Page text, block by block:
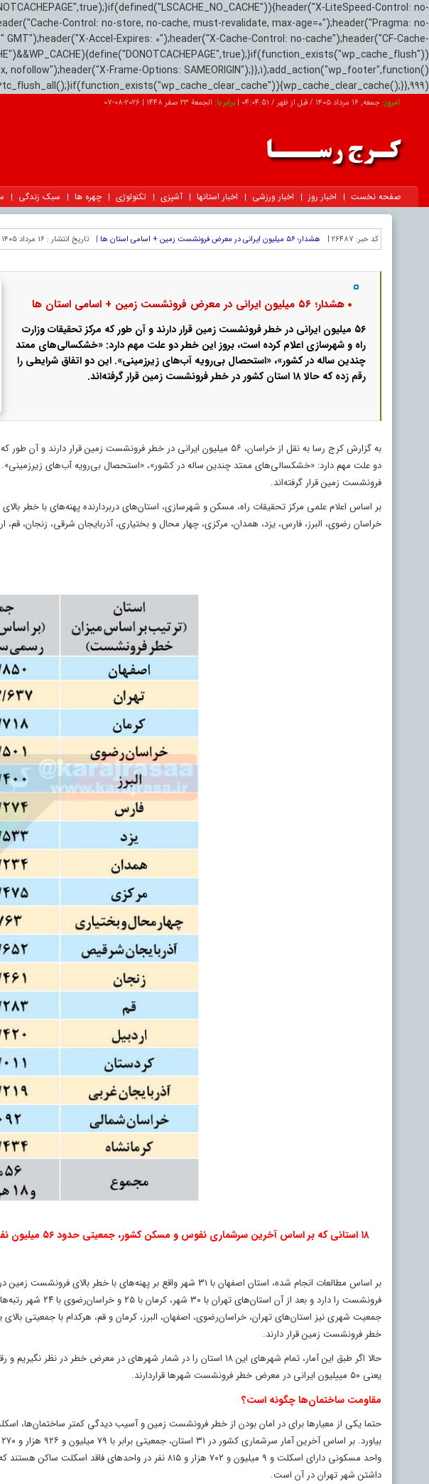
LiteSpeed-Control: no-
Control: no-store, no-cache, must-revalidate, max-age=0");header("Pragma: no-
Accel-Expires: 0");header("X-Cache-Control: no-cache");header("CF-Cache-
Frame-Options: SAMEORIGIN");}},1);add_action("wp_footer",function()
امروز:جمعه, ۱۶ مرداد ۱۴۰۵ / قبل از ظهر / 04:04:52
|برابر با:الجمعة 23 صفر 1448 |
2026-08-07
صفحه نخست اخبار روز اخبار ورزشی اخبار استانها آشپزی تکنولوژی چهره ها سبک زندگی
کد خبر: 26487 | هشدار؛ ۵۶ میلیون ایرانی در معرض فرونشست زمین + اسامی استان ها | تاریخ انتشار : ۱۶ مرداد ۱۴۰۵ - ۸:۳۴ |
هشدار؛ ۵۶ میلیون ایرانی در معرض فرونشست زمین + اسامی استان ها
۵۶ میلیون ایرانی در خطر فرونشست زمین قرار دارند و آن طور که مرکز تحقیقات وزارت
راه و شهرسازی اعلام کرده است، بروز این خطر دو علت مهم دارد: «خشکسالی‌های ممتد
چندین ساله در کشور»، «استحصال بی‌رویه آب‌های زیرزمینی». این دو اتفاق شرایطی را
رقم زده که حالا ۱۸ استان کشور در خطر فرونشست زمین قرار گرفته‌اند.
به گزارش کرج رسا به نقل از خراسان، ۵۶ میلیون ایرانی در خطر فرونشست زمین
فرونشست زمین قرار گرفته‌اند.
بر اساس اعلام علمی مرکز تحقیقات راه، مسکن و شهرسازی، استان‌های دربردارنده پهنه‌های با خطر
خراسان رضوی، البرز، فارس، یزد، همدان، مرکزی، چهار محال و بختیاری، آذربایجان شرقی، زنجان، قم،
۱۸ استانی که بر اساس آخرین سرشماری نفوس و مسکن کشور، جمعیتی حدود ۵۶ میلیون نفر در آنها زندگی می‌کنند و در معرض خطر این اتفاق قرار دارند
بر اساس مطالعات انجام شده، استان اصفهان با ۳۱ شهر واقع بر
فرونشست را دارد و
جمعیت شهری نیز استان‌های تهران، خراسان‌رضوی، اصفهان، البرز، کرمان و قم، هرکدام با جمعیتی
خطر فرونشست زمین قرار دارند.
یعنی ۵۰ مییلیون ایرانی در معرض خطر فرونشست شهرها قراردارند.
مقاومت ساختمان‌ها چگونه است؟
حتما یکی از معیارها برای در امان بودن از خطر فرونشست زمین و آسیب دیدگی کمتر ساختمان‌ها،
واحد مسکونی دارای اسکلت و ۹ میلیون و ۷۰۲ هزار و ۸۱۵ نفر در
داشتن شهر تهران در آن است.